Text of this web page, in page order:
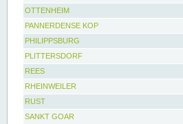
OTTENHEIM
PANNERDENSE KOP
PHILIPPSBURG
PLITTERSDORF
REES
RHEINWEILER
RUST
SANKT GOAR